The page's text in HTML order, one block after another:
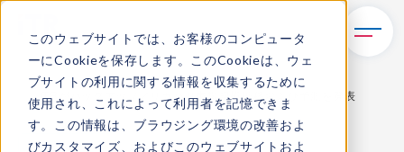
このウェブサイトでは、お客様のコンピュータ
ーにCookieを保存します。このCookieは、ウェ
ブサイトの利用に関する情報を収集するために
使用され、これによって利用者を記憶できま
す。この情報は、ブラウジング環境の改善およ
びカスタマイズ、およびこのウェブサイトおよ
TOP
新着情報
ITRがバックアップ／リカバリ市場規模推移および予測を発表
プレスリリース